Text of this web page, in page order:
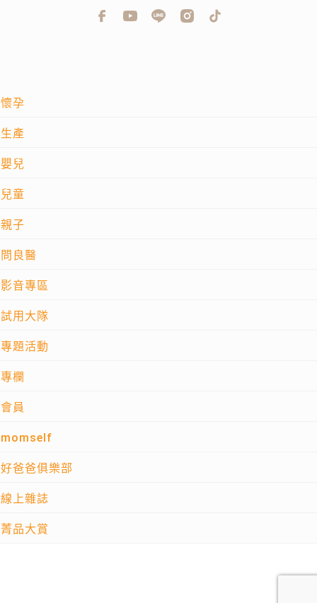
懷孕
生產
嬰兒
兒童
親子
問良醫
影音專區
試用大隊
專題活動
專欄
會員
momself
好爸爸俱樂部
線上雜誌
菁品大賞